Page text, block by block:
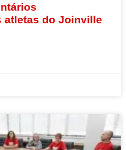
atletas do Joinville